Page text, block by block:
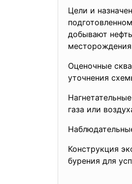
Цели и
добывают
Оценочные
уточнения
газа или
Конструкция
бурения для